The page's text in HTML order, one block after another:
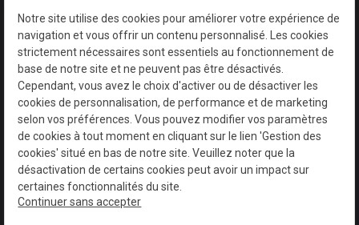
Notre site utilise des cookies pour améliorer votre expérience de
navigation et vous offrir un contenu personnalisé. Les cookies
strictement nécessaires sont essentiels au fonctionnement de
base de notre site et ne peuvent pas être désactivés.
Cependant, vous avez le choix d'activer ou de désactiver les
cookies de personnalisation, de performance et de marketing
selon vos préférences. Vous pouvez modifier vos paramètres
de cookies à tout moment en cliquant sur le lien 'Gestion des
cookies' situé en bas de notre site. Veuillez noter que la
désactivation de certains cookies peut avoir un impact sur
certaines fonctionnalités du site.
Continuer sans accepter